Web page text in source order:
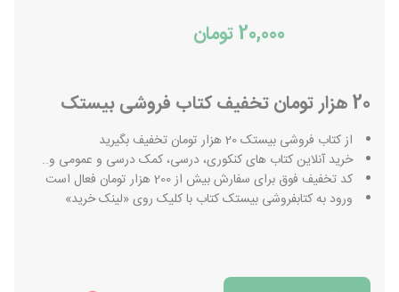
20,000 تومان
20 هزار تومان تخفیف کتاب فروشی بیستک
از کتاب فروشی بیستک 20 هزار تومان تخفیف بگیرید
خرید آنلاین کتاب های کنکوری، درسی، کمک درسی و عمومی و..
کد تخفیف فوق برای سفارش بیش از 200 هزار تومان فعال است
ورود به کتابفروشی بیستک کتاب با کلیک روی «لینک خرید»